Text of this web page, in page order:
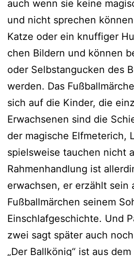
auch wenn sie kei­ne
und nicht spre­chen
Katze oder ein knuf­fi­ger
chen Bildern und kön­nen
oder Selbstangucken des
wer­den. Das
sich auf die Kinder, die
Erwachsenen sind die
der magi­sche Elfmeterich,
spiels­wei­se tau­chen nicht
Rahmenhandlung ist
erwach­sen, er erzählt sein
Fußballmärchen sei­nem
Einschlafgeschichte. Und
zwei sagt spä­ter auch
„Der Ballkönig“ ist aus